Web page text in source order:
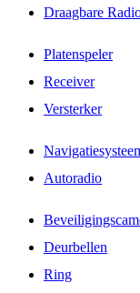
Draagbare
Platenspeler
Receiver
Versterker
Autoradio
Deurbellen
Ring